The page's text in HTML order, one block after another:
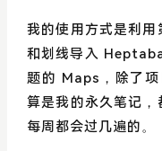
我的使用方式是利用
和划线导入
题的 Maps，除了
算是我的永久笔记，
每周都会过几遍的。